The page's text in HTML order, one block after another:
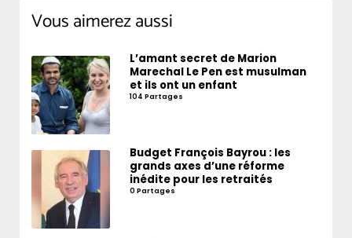
Vous aimerez aussi
L’amant secret de Marion
Marechal Le Pen est musulman
et ils ont un enfant
104 Partages
Budget François Bayrou : les
grands axes d’une réforme
inédite pour les retraités
0 Partages